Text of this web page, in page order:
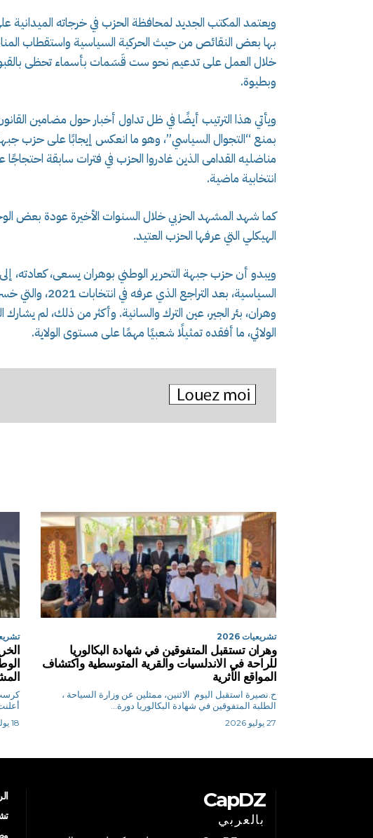
ويعتمد المكتب الجديد لمحافظة الحزب في خرجاته
بها بعض النقائص من حيث الحركية السياسية واستقطاب
خلال العمل على تدعيم نحو ست قَسَمات بأسماء تحظى
وبطيوة.
ويأتي هذا الترتيب أيضًا في ظل تداول أخبار حول مضامين
بمنع “التجوال السياسي”، وهو ما انعكس إيجابًا على حزب
مناضليه القدامى الذين غادروا الحزب في فترات سابقة
انتخابية ماضية.
كما شهد المشهد الحزبي خلال السنوات الأخيرة عودة بعض
الهيكلي التي عرفها الحزب العتيد.
ويبدو أن حزب جبهة التحرير الوطني بوهران يسعى، كعادته،
السياسية، بعد
وهران، بئر الجير، عين الترك والسانية. وأكثر من ذلك، لم
الولائي، ما أفقده تمثيلًا شعبيًا مهمًا على مستوى الولاية.
تشريعيات 2026
وهران تستقبل المتفوقين في شهادة البكالوريا
للراحة في الاندلسيات والقرية المتوسطية واكتشاف
المواقع الأثرية
ح.نصيرة استقبل اليوم الاثنين، ممثلين عن وزارة السياحة ،
الطلبة المتفوقين في شهادة البكالوريا دورة...
27 يوليو 2026 18 يوليو 2026
CapDZ
بالعربي